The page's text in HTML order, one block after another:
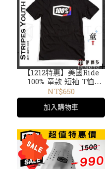
【1212特惠】美國Ride
100% 童款 短袖 T恤
Youth T-Shirt 34019-
001 黑 /34087-068磚紅
/34016-001黑 /34017 黑
/002藍 / 34086 黃
NT$650
加入購物車